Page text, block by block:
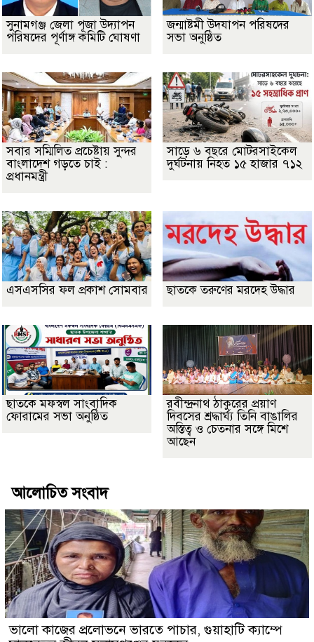
সুনামগঞ্জ জেলা পূজা উদ্যাপন
পরিষদের পূর্ণাঙ্গ কমিটি ঘোষণা
জন্মাষ্টমী উদযাপন পরিষদের
সভা অনুষ্ঠিত
সবার সম্মিলিত প্রচেষ্টায় সুন্দর
বাংলাদেশ গড়তে চাই :
প্রধানমন্ত্রী
সাড়ে ৬ বছরে মোটরসাইকেল
দুর্ঘটনায় নিহত ১৫ হাজার ৭১২
এসএসসির ফল প্রকাশ সোমবার ছাতকে তরুণের মরদেহ উদ্ধার
ছাতকে মফস্বল সাংবাদিক
ফোরামের সভা অনুষ্ঠিত
রবীন্দ্রনাথ ঠাকুরের প্রয়াণ
দিবসের শ্রদ্ধার্ঘ্য তিনি বাঙালির
অস্তিত্ব ও চেতনার সঙ্গে মিশে
আছেন
আলোচিত সংবাদ
ভালো কাজের প্রলোভনে ভারতে পাচার, গুয়াহাটি ক্যাম্পে